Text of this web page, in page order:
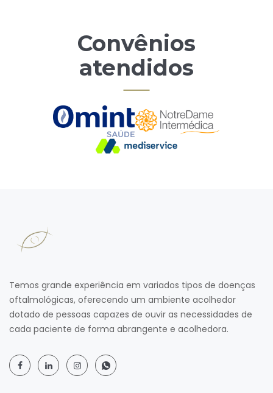
Convênios
atendidos
Temos grande experiência em variados tipos de doenças
oftalmológicas, oferecendo um ambiente acolhedor
dotado de pessoas capazes de ouvir as necessidades de
cada paciente de forma abrangente e acolhedora.